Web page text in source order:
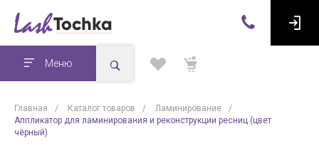
Меню
Главная / Каталог товаров / Ламинирование
/
Аппликатор для ламинирования и реконструкции ресниц (цвет
чёрный)